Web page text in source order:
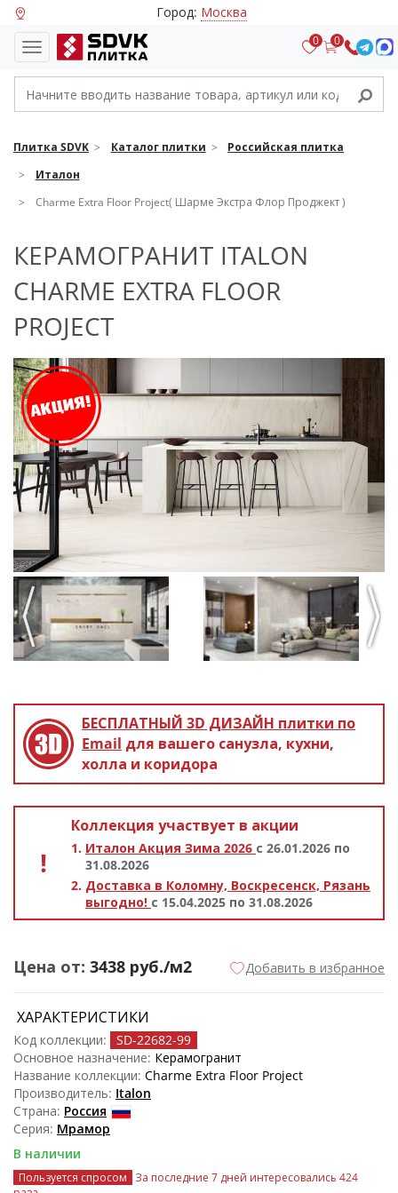
Город: Москва
0 0
Плитка SDVK Каталог плитки
Российская плитка
Италон
Charme Extra Floor Project( Шарме Экстра Флор Проджект )
КЕРАМОГРАНИТ ITALON
CHARME EXTRA FLOOR
PROJECT
Previous Next
БЕСПЛАТНЫЙ 3D ДИЗАЙН плитки по
Email для вашего санузла, кухни,
холла и коридора
Коллекция участвует в акции
Италон Акция Зима 2026 с 26.01.2026 по
31.08.2026
Доставка в Коломну, Воскресенск, Рязань
выгодно! с 15.04.2025 по 31.08.2026
Цена от: 3438 руб./м2 Добавить в избранное
ХАРАКТЕРИСТИКИ
Код коллекции: SD-22682-99
Основное назначение: Керамогранит
Название коллекции: Charme Extra Floor Project
Производитель: Italon
Страна: Россия
Серия: Мрамор
В наличии
Пользуется спросом
За последние 7 дней интересовались 424